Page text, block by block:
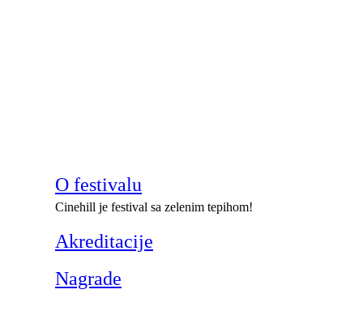
O festivalu
Cinehill je festival sa zelenim tepihom!
Akreditacije
Nagrade